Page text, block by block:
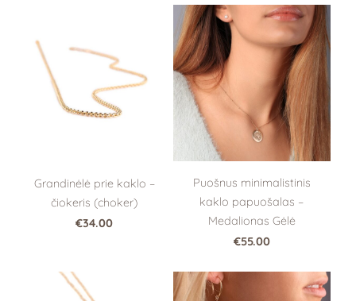
Grandinėlė prie kaklo –
čiokeris (choker)
€34.00
Puošnus minimalistinis
kaklo papuošalas –
Medalionas Gėlė
€55.00